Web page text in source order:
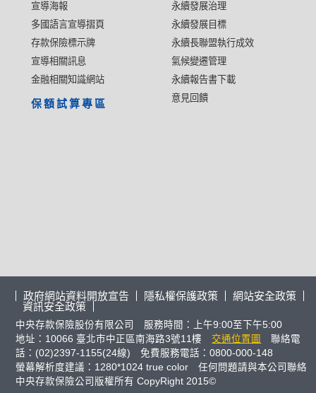
宣導海報
多國語言宣導摺頁
存款保險標示牌
宣導相關訊息
金融相關知識網站
永續發展治理
永續發展目標
永續長聯盟執行成效
氣候變遷管理
永續報告書下載
意見回饋
保額試算專區
政府網站資料開放宣告 隱私權保護政策
網站安全政策
資訊安全政策
中央存款保險股份有限公司 服務時間：上午9:00至下午5:00
地址：10066 臺北市中正區南海路3號11樓
交通位置圖
聯絡電
話：(02)2397-1155(24線) 免費服務電話：0800-000-148
螢幕解析度建議：1280*1024 true color 任何問題請與本公司聯絡
中央存款保險公司版權所有 CopyRight 2015©